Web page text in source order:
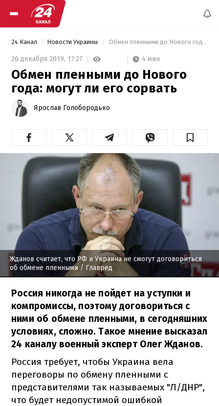
24 Канал Новости Украины Обмен пленными до Нового года: могут ли его сорвать
26 декабря 2019, 17:27 4 мин
Обмен пленными до Нового
года: могут ли его сорвать
Ярослав Голобородько
Жданов считает, что РФ и Украина не смогут договориться
об обмене пленными / Главред
Россия никогда не пойдет на уступки и
компромиссы, поэтому договориться с
ними об обмене пленными, в сегодняшних
условиях, сложно. Такое мнение высказал
24 каналу военный эксперт Олег Жданов.
Россия требует, чтобы Украина вела
переговоры по обмену пленными с
представителями так называемых "Л/ДНР",
что будет недопустимой ошибкой